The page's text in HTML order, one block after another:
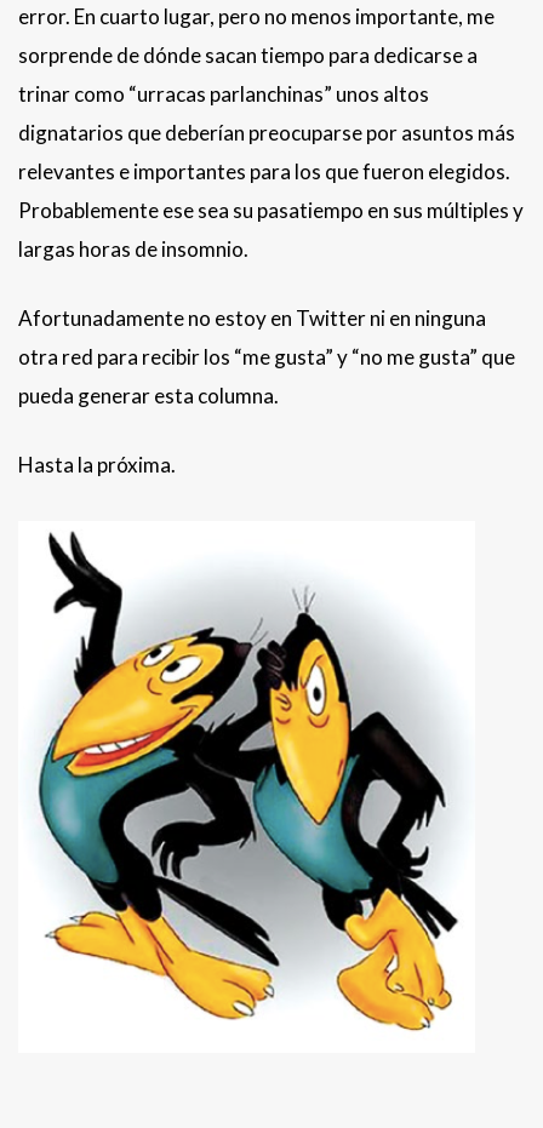
error. En cuarto lugar, pero no menos importante, me
sorprende de dónde sacan tiempo para dedicarse a
trinar como “urracas parlanchinas” unos altos
dignatarios que deberían preocuparse por asuntos más
relevantes e importantes para los que fueron elegidos.
Probablemente ese sea su pasatiempo en sus múltiples y
largas horas de insomnio.
Afortunadamente no estoy en Twitter ni en ninguna
otra red para recibir los “me gusta” y “no me gusta” que
pueda generar esta columna.
Hasta la próxima.